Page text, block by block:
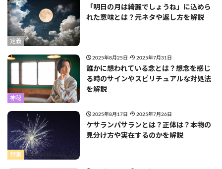
定義
「明日の月は綺麗でしょうね」に込めら
れた意味とは？元ネタや返し方を解説
神秘
2025年8月25日 2025年7月31日
誰かに想われている念とは？想念を感じ
る時のサインやスピリチュアルな対処法
を解説
特集
2025年8月17日 2025年7月26日
ケサランパサランとは？正体は？本物の
見分け方や実在するのかを解説